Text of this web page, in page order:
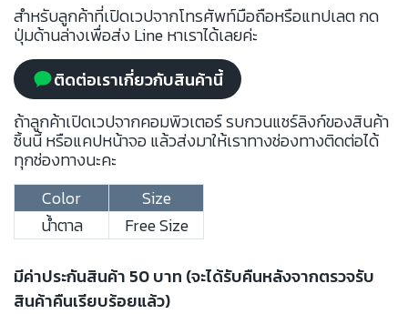
สำหรับลูกค้าที่เปิดเวปจากโทรศัพท์มือถือหรือแทปเลต กด
ปุ่มด้านล่างเพื่อส่ง Line หาเราได้เลยค่ะ
ติดต่อเราเกี่ยวกับสินค้านี้
ถ้าลูกค้าเปิดเวปจากคอมพิวเตอร์ รบกวนแชร์ลิงก์ของสินค้า
ชิ้นนี้ หรือแคปหน้าจอ แล้วส่งมาให้เราทางช่องทางติดต่อได้
ทุกช่องทางนะคะ
Color
Size
น้ำตาล
Free Size
มีค่าประกันสินค้า 50 บาท (จะได้รับคืนหลังจากตรวจรับ
สินค้าคืนเรียบร้อยแล้ว)